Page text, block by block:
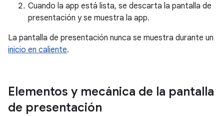
Cuando la app está lista, se descarta la pantalla de
presentación y se muestra la app.
La pantalla de presentación nunca se muestra durante un
inicio en caliente.
Elementos y mecánica de la pantalla
de presentación